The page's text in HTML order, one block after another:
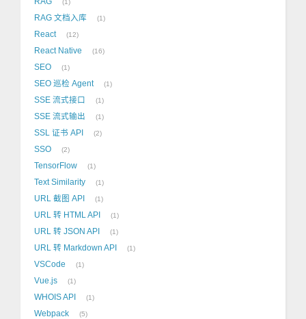
1
RAG 文档入库 1
React 12
React Native 16
SEO 1
SEO 巡检 Agent 1
SSE 流式接口 1
SSE 流式输出 1
SSL 证书 API 2
SSO 2
TensorFlow 1
Text Similarity 1
URL 截图 API 1
URL 转 HTML API 1
URL 转 JSON API 1
URL 转 Markdown API 1
VSCode 1
Vue.js 1
WHOIS API 1
Webpack 5